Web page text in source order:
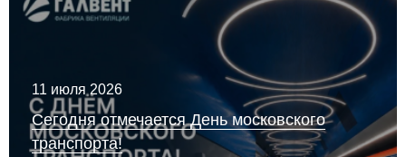
11 июля 2026
Сегодня отмечается День московского
транспорта!